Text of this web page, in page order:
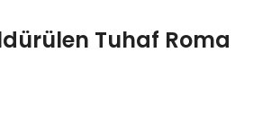
Tuhaf Roma